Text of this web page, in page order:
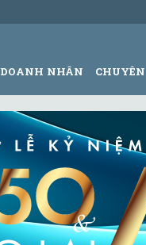
DOANH NHÂN